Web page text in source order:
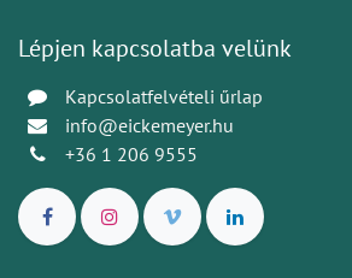
Lépjen kapcsolatba velünk
Kapcsolatfelvételi űrlap
info@eickemeyer.hu
+36 1 206 9555